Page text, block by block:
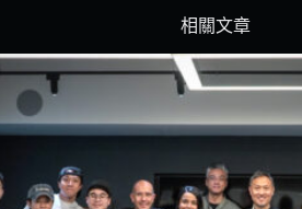
相關文章